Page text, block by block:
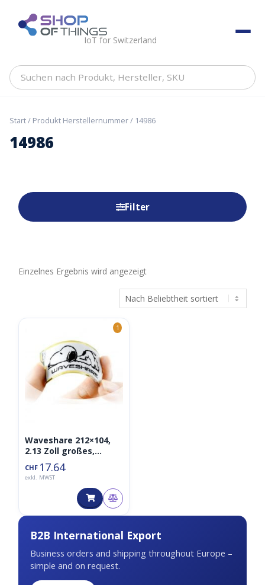
content ShopOfThings
IoT for Switzerland
Suchen
Hersteller,
Start/ Produkt Herstellernummer / 14986
14986
Filter
B2B International Export
Business orders and shipping throughout Europe –
simple and on request.
Einzelnes Ergebnis wird angezeigt
1
Waveshare 212×104,
2.13 Zoll großes,
flexibles E-Ink-
Rohdisplay
CHF 17.64
exkl. MWST